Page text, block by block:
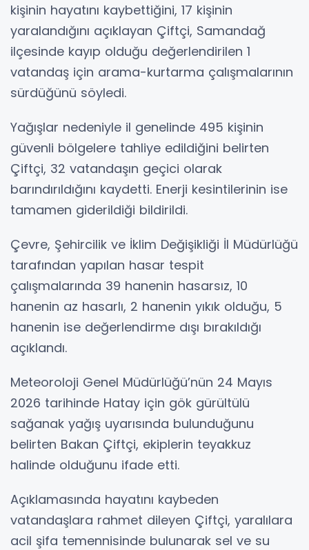
kişinin hayatını kaybettiğini, 17 kişinin
yaralandığını açıklayan Çiftçi, Samandağ
ilçesinde kayıp olduğu değerlendirilen 1
vatandaş için arama-kurtarma çalışmalarının
sürdüğünü söyledi.
Yağışlar nedeniyle il genelinde 495 kişinin
güvenli bölgelere tahliye edildiğini belirten
Çiftçi, 32 vatandaşın geçici olarak
barındırıldığını kaydetti. Enerji kesintilerinin ise
tamamen giderildiği bildirildi.
Çevre, Şehircilik ve İklim Değişikliği İl Müdürlüğü
tarafından yapılan hasar tespit
çalışmalarında 39 hanenin hasarsız, 10
hanenin az hasarlı, 2 hanenin yıkık olduğu, 5
hanenin ise değerlendirme dışı bırakıldığı
açıklandı.
Meteoroloji Genel Müdürlüğü’nün 24 Mayıs
2026 tarihinde Hatay için gök gürültülü
sağanak yağış uyarısında bulunduğunu
belirten Bakan Çiftçi, ekiplerin teyakkuz
halinde olduğunu ifade etti.
Açıklamasında hayatını kaybeden
vatandaşlara rahmet dileyen Çiftçi, yaralılara
acil şifa temennisinde bulunarak sel ve su